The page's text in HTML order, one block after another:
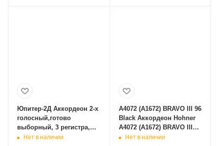
Юпитер-2Д Аккордеон 2-х
голосный,готово
выборный, 3 регистра,
диапазон 32х44/80,
Нет в наличии
A4072 (A1672) BRAVO III 96
Black Аккордеон Hohner
A4072 (A1672) BRAVO III96
в Владивостоке
Нет в наличии